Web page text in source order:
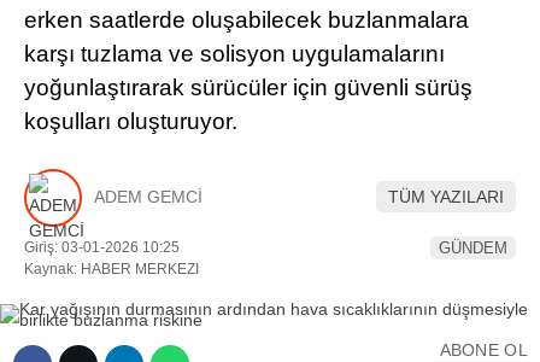
WhatsApp İhbar Hattı
KÜLTÜR SANAT
EKONOMİ
YAZARLAR
erken saatlerde oluşabilecek buzlanmalara
karşı tuzlama ve solisyon uygulamalarını
yoğunlaştırarak sürücüler için güvenli sürüş
koşulları oluşturuyor.
ADEM GEMCİ TÜM YAZILARI
Giriş: 03-01-2026 10:25
Kaynak: HABER MERKEZI
GÜNDEM
ABONE OL